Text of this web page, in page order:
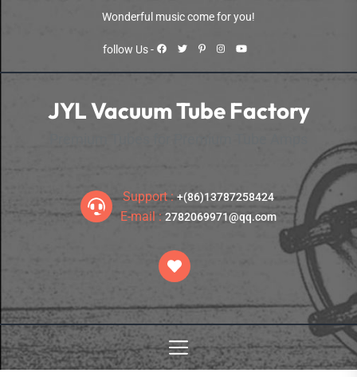
content
Wonderful music come for you!
follow Us -
JYL Vacuum Tube Factory
Support :+(86)13787258424
E-mail : 2782069971@qq.com